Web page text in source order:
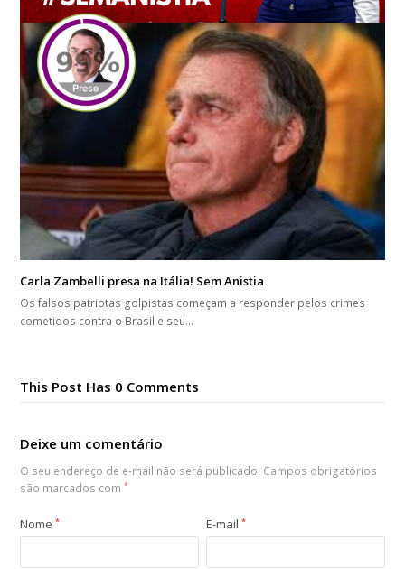
Carla Zambelli presa na Itália! Sem Anistia
Os falsos patriotas golpistas começam a responder pelos crimes
cometidos contra o Brasil e seu…
This Post Has 0 Comments
Deixe um comentário
O seu endereço de e-mail não será publicado. Campos obrigatórios
são marcados com*
Nome* E-mail*